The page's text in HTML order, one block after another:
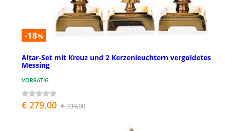
-18%
Altar-Set mit Kreuz und 2 Kerzenleuchtern vergoldetes
Messing
VORRÄTIG
€ 279,00 € 339,00